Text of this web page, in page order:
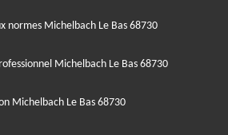
normes Michelbach Le Bas 68730
Michelbach Le Bas 68730
Michelbach Le Bas 68730